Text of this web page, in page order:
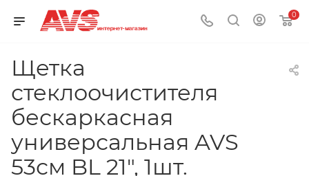
0
Щетка
стеклоочистителя
бескаркасная
универсальная AVS
53см BL 21", 1шт.